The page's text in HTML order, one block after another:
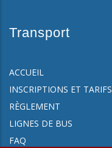
Transport
ACCUEIL
INSCRIPTIONS ET TARIFS
RÈGLEMENT
LIGNES DE BUS
FAQ